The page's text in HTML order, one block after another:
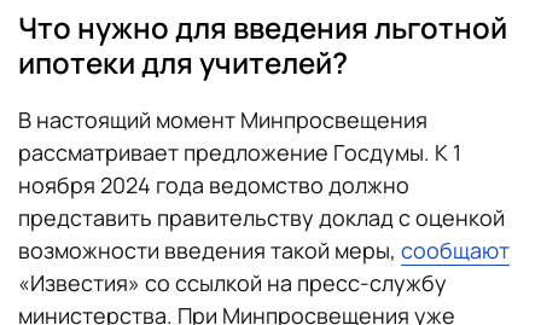
Что нужно для введения льготной
ипотеки для учителей?
В настоящий момент Минпросвещения
рассматривает предложение Госдумы. К 1
ноября 2024 года ведомство должно
представить правительству доклад с оценкой
возможности введения такой меры, сообщают
«Известия» со ссылкой на пресс-службу
министерства. При Минпросвещения уже